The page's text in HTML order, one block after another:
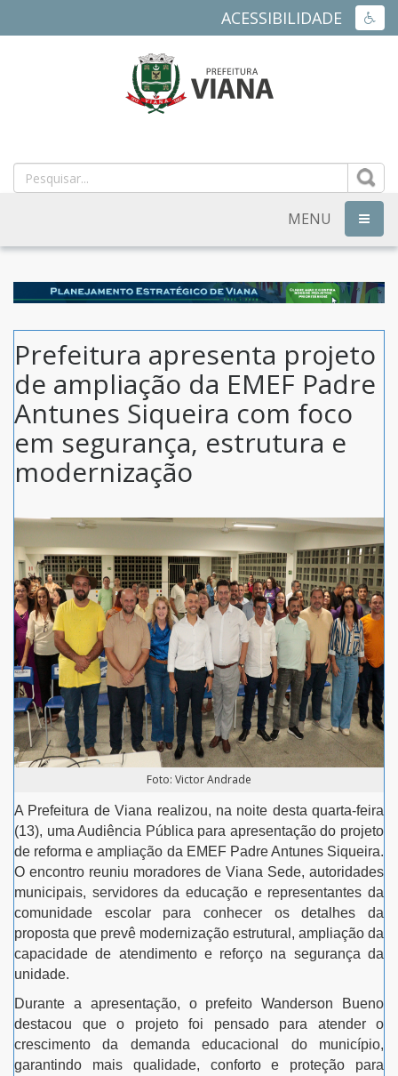
ACESSIBILIDADE
MUNICIPAL
DE
VIANA
ES
MENU
Prefeitura apresenta projeto
de ampliação da EMEF Padre
Antunes Siqueira com foco
em segurança, estrutura e
modernização
Foto: Victor Andrade
A Prefeitura de Viana realizou, na noite desta quarta-feira
(13), uma Audiência Pública para apresentação do projeto
de reforma e ampliação da EMEF Padre Antunes Siqueira.
O encontro reuniu moradores de Viana Sede, autoridades
municipais, servidores da educação e representantes da
comunidade escolar para conhecer os detalhes da
proposta que prevê modernização estrutural, ampliação da
capacidade de atendimento e reforço na segurança da
unidade.
Durante a apresentação, o prefeito Wanderson Bueno
destacou que o projeto foi pensado para atender o
crescimento da demanda educacional do município,
garantindo mais qualidade, conforto e proteção para